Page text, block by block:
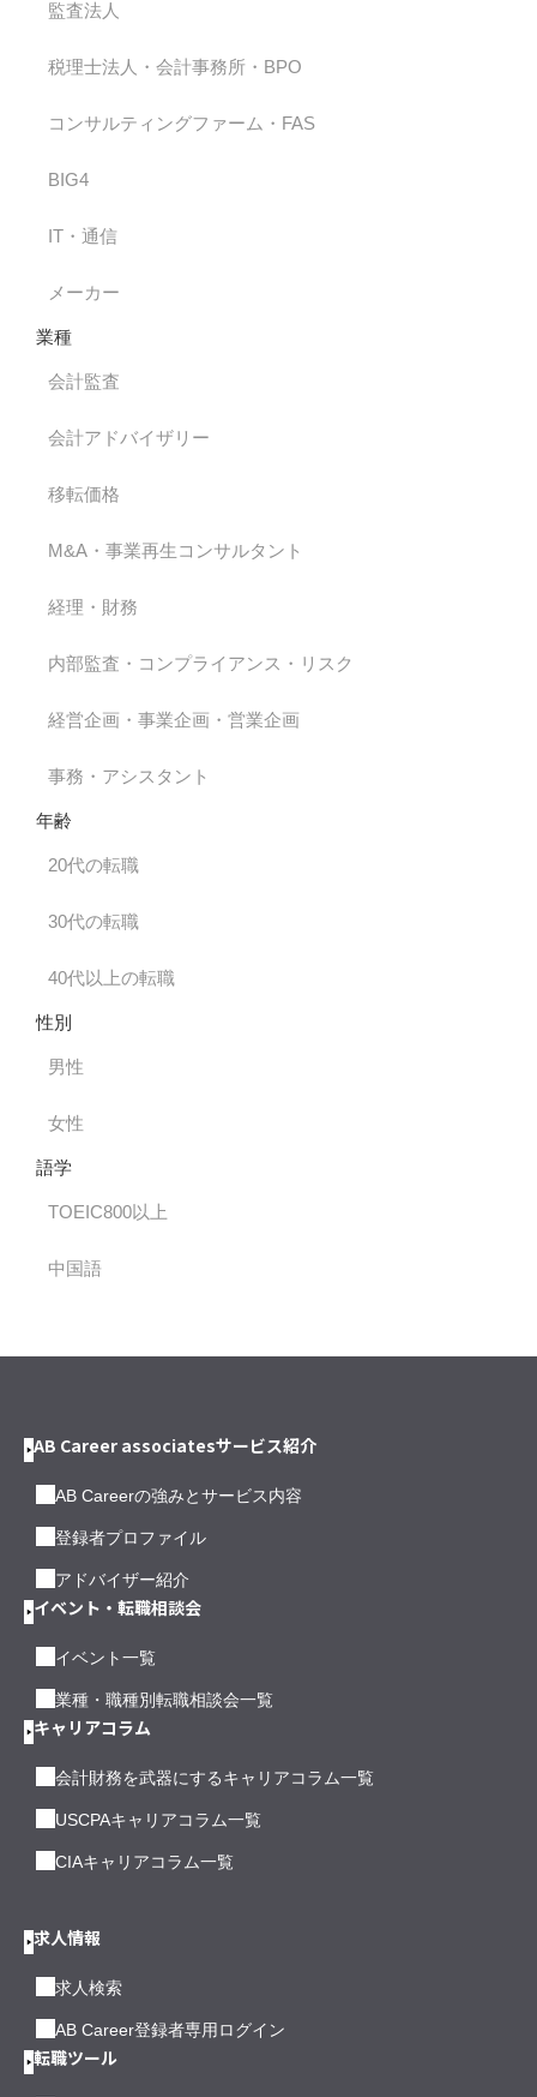
監査法人
税理士法人・会計事務所・BPO
コンサルティングファーム・FAS
BIG4
IT・通信
メーカー
業種
会計監査
会計アドバイザリー
移転価格
M&A・事業再生コンサルタント
経理・財務
内部監査・コンプライアンス・リスク
経営企画・事業企画・営業企画
事務・アシスタント
年齢
20代の転職
30代の転職
40代以上の転職
性別
男性
女性
語学
TOEIC800以上
中国語
AB Career associatesサービス紹介
AB Careerの強みとサービス内容
登録者プロファイル
アドバイザー紹介
イベント・転職相談会
イベント一覧
業種・職種別転職相談会一覧
キャリアコラム
会計財務を武器にするキャリアコラム一覧
USCPAキャリアコラム一覧
CIAキャリアコラム一覧
求人情報
求人検索
AB Career登録者専用ログイン
転職ツール